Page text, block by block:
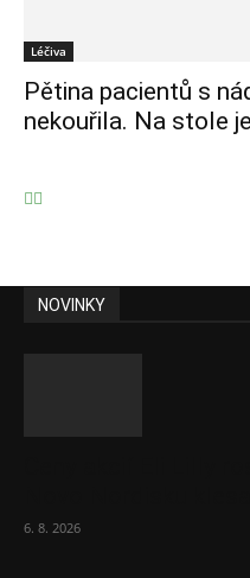
Léčiva
Pětina pacientů s
nekouřila. Na stole
NOVINKY
6. 8. 2026